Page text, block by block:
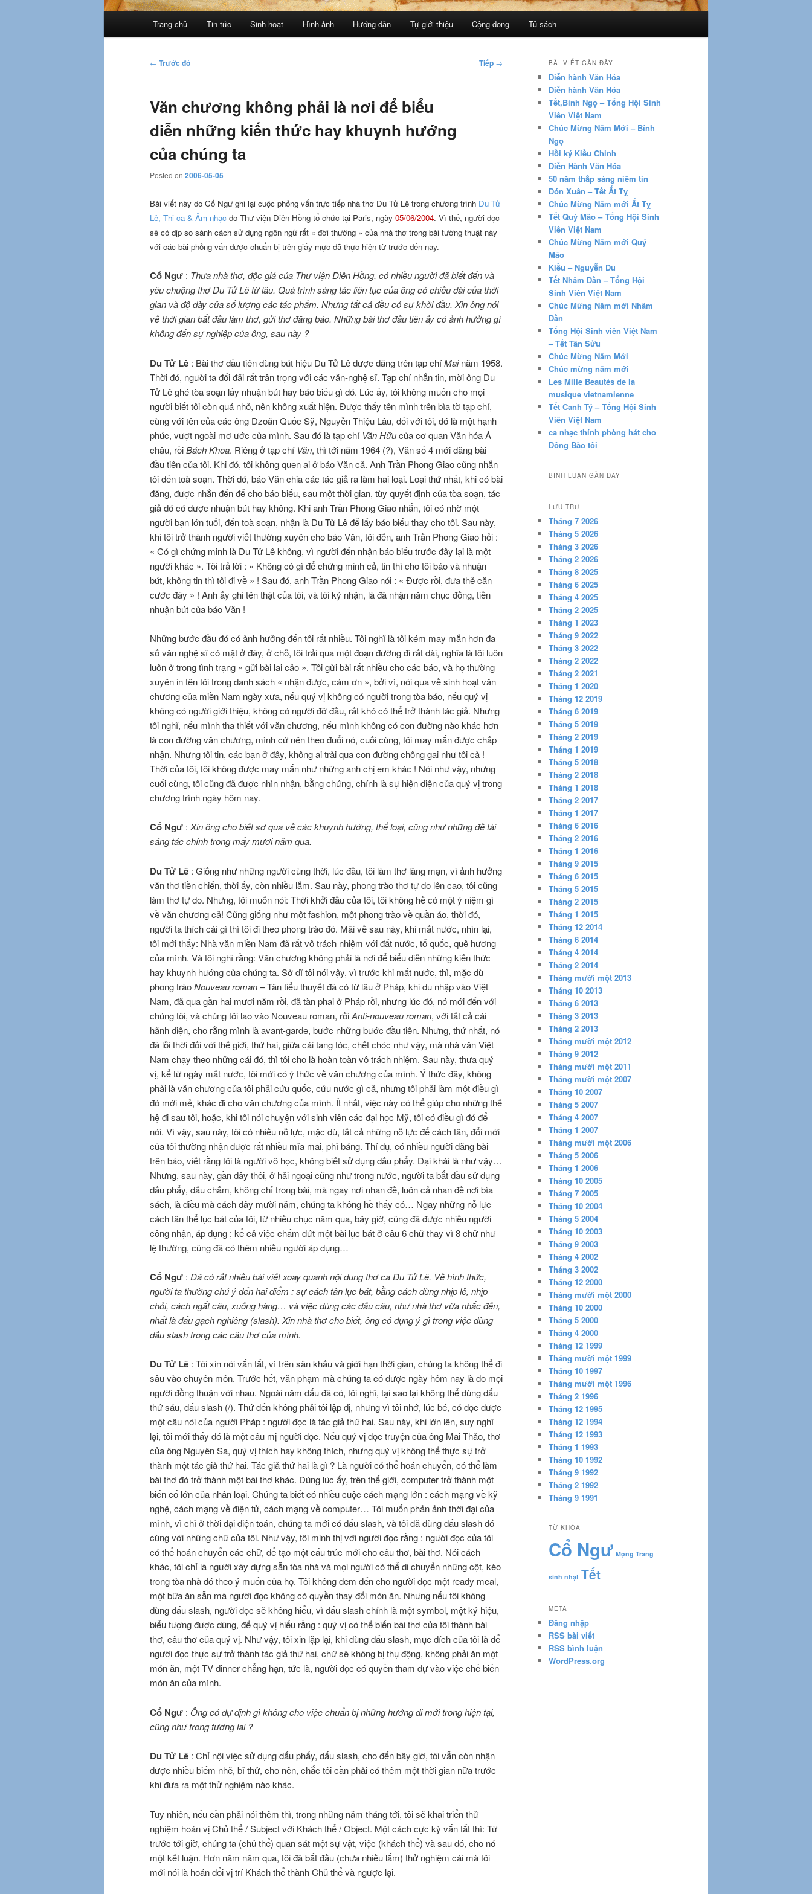
Trang chủ Tin tức Sinh hoạt Hình ảnh Hướng dẫn Tự giới thiệu Cộng đồng Tủ sách
Điều
viết
← Trước đó Tiếp →
Văn chương không phải là nơi để biểu
diễn những kiến thức hay khuynh hướng
của chúng ta
Posted on 2006-05-05
Bài viết này do Cổ Ngư ghi lại cuộc phỏng vấn trực tiếp nhà thơ Du Tử Lê trong chương trình Du Tử
Lê, Thi ca & Âm nhạc do Thư viện Diên Hồng tổ chức tại Paris, ngày 05/06/2004. Vì thế, người đọc
sẽ có dịp so sánh cách sử dụng ngôn ngữ rất « đời thường » của nhà thơ trong bài tường thuật này
với các bài phỏng vấn được chuẩn bị trên giấy mực đã thực hiện từ trước đến nay.
Cổ Ngư : Thưa nhà thơ, độc giả của Thư viện Diên Hồng, có nhiều người đã biết đến và
yêu chuộng thơ Du Tử Lê từ lâu. Quá trình sáng tác liên tục của ông có chiều dài của thời
gian và độ dày của số lượng các tác phẩm. Nhưng tất cả đều có sự khởi đầu. Xin ông nói
về thời gian bắt đầu làm thơ, gửi thơ đăng báo. Những bài thơ đầu tiên ấy có ảnh hưởng gì
không đến sự nghiệp của ông, sau này ?
Du Tử Lê : Bài thơ đầu tiên dùng bút hiệu Du Tử Lê được đăng trên tạp chíMainăm 1958.
Thời đó, người ta đối đãi rất trân trọng với các văn-nghệ sĩ. Tạp chí nhắn tin, mời ông Du
Tử Lê ghé tòa soạn lấy nhuận bút hay báo biếu gì đó. Lúc ấy, tôi không muốn cho mọi
người biết tôi còn quá nhỏ, nên không xuất hiện. Ðược thấy tên mình trên bìa tờ tạp chí,
cùng với tên của các ông Dzoãn Quốc Sỹ, Nguyễn Thiệu Lâu, đối với tôi, đó là một hạnh
phúc, vượt ngoài mơ ước của mình. Sau đó là tạp chí Văn Hữucủa cơ quan Văn hóa Á
châu, rồiBách Khoa. Riêng ở tạp chí Văn, thì tới năm 1964 (?), Văn số 4 mới đăng bài
đầu tiên của tôi. Khi đó, tôi không quen ai ở báo Văn cả. Anh Trần Phong Giao cũng nhắn
tôi đến toà soạn. Thời đó, báo Văn chia các tác giả ra làm hai loại. Loại thứ nhất, khi có bài
đăng, được nhắn đến để cho báo biếu, sau một thời gian, tùy quyết định của tòa soạn, tác
giả đó có được nhuận bút hay không. Khi anh Trần Phong Giao nhắn, tôi có nhờ một
người bạn lớn tuổi, đến toà soạn, nhận là Du Tử Lê để lấy báo biếu thay cho tôi. Sau này,
khi tôi trở thành người viết thường xuyên cho báo Văn, tôi đến, anh Trần Phong Giao hỏi :
« Có gì chứng minh là Du Tử Lê không, vì người đến nhận báo biếu trước đây lại là một
người khác ». Tôi trả lời : « Không có gì để chứng minh cả, tin thì cho tôi báo và nhuận
bút, không tin thì tôi đi về » ! Sau đó, anh Trần Phong Giao nói : « Ðược rồi, đưa thẻ căn
cước đây » ! Anh ấy ghi tên thật của tôi, và tôi ký nhận, là đã nhận năm chục đồng, tiền
nhuận bút của báo Văn !
Những bước đầu đó có ảnh hưởng đến tôi rất nhiều. Tôi nghĩ là tôi kém may mắn hơn đa
số văn nghệ sĩ có mặt ở đây, ở chỗ, tôi trải qua một đoạn đường đi rất dài, nghĩa là tôi luôn
luôn ở trong tình trạng « gửi bài lai cảo ». Tôi gửi bài rất nhiều cho các báo, và họ thường
xuyên in tên tôi trong danh sách « nhận được, cám ơn », bởi vì, nói qua về sinh hoạt văn
chương của miền Nam ngày xưa, nếu quý vị không có người trong tòa báo, nếu quý vị
không có người giới thiệu, không có người đỡ đầu, rất khó có thể trở thành tác giả. Nhưng
tôi nghĩ, nếu mình tha thiết với văn chương, nếu mình không có con đường nào khác hơn
là con đường văn chương, mình cứ nên theo đuổi nó, cuối cùng, tôi may mắn được chấp
nhận. Nhưng tôi tin, các bạn ở đây, không ai trải qua con đường chông gai như tôi cả !
Thời của tôi, tôi không được may mắn như những anh chị em khác ! Nói như vậy, nhưng
cuối cùng, tôi cũng đã được nhìn nhận, bằng chứng, chính là sự hiện diện của quý vị trong
chương trình ngày hôm nay.
Cổ Ngư : Xin ông cho biết sơ qua về các khuynh hướng, thể loại, cũng như những đề tài
sáng tác chính trong mấy mươi năm qua.
Du Tử Lê : Giống như những người cùng thời, lúc đầu, tôi làm thơ lãng mạn, vì ảnh hưởng
văn thơ tiền chiến, thời ấy, còn nhiều lắm. Sau này, phong trào thơ tự do lên cao, tôi cũng
làm thơ tự do. Nhưng, tôi muốn nói: Thời khởi đầu của tôi, tôi không hề có một ý niệm gì
về văn chương cả! Cũng giống như một fashion, một phong trào về quần áo, thời đó,
người ta thích cái gì thì tôi đi theo phong trào đó. Mãi về sau này, khi mất nước, nhìn lại,
tôi mới thấy: Nhà văn miền Nam đã rất vô trách nhiệm với đất nước, tổ quốc, quê hương
của mình. Và tôi nghĩ rằng: Văn chương không phải là nơi để biểu diễn những kiến thức
hay khuynh hướng của chúng ta. Sở dĩ tôi nói vậy, vì trước khi mất nước, thì, mặc dù
phong tràoNouveau roman– Tân tiểu thuyết đã có từ lâu ở Pháp, khi du nhập vào Việt
Nam, đã qua gần hai mươi năm rồi, đã tàn phai ở Pháp rồi, nhưng lúc đó, nó mới đến với
chúng tôi, và chúng tôi lao vào Nouveau roman, rồiAnti-nouveau roman, với tất cả cái
hãnh diện, cho rằng mình là avant-garde, bước những bước đầu tiên. Nhưng, thứ nhất, nó
đã lỗi thời đối với thế giới, thứ hai, giữa cái tang tóc, chết chóc như vậy, mà nhà văn Việt
Nam chạy theo những cái đó, thì tôi cho là hoàn toàn vô trách nhiệm. Sau này, thưa quý
vị, kể từ ngày mất nước, tôi mới có ý thức về văn chương của mình. Ý thức đây, không
phải là văn chương của tôi phải cứu quốc, cứu nước gì cả, nhưng tôi phải làm một điều gì
đó mới mẻ, khác đi cho văn chương của mình. Ít nhất, việc này có thể giúp cho những thế
hệ đi sau tôi, hoặc, khi tôi nói chuyện với sinh viên các đại học Mỹ, tôi có điều gì đó để
nói. Vì vậy, sau này, tôi có nhiều nỗ lực, mặc dù, tất cả những nỗ lực để cách tân, đổi mới
của tôi thường nhận được rất nhiều mỉa mai, phỉ báng. Thí dụ, có nhiều người đăng bài
trên báo, viết rằng tôi là người vô học, không biết sử dụng dấu phẩy. Ðại khái là như vậy…
Nhưng, sau này, gần đây thôi, ở hải ngoại cũng như trong nước, người ta bắt đầu sử dụng
dấu phẩy, dấu chấm, không chỉ trong bài, mà ngay nơi nhan đề, luôn cả nhan đề nơi bìa
sách, là điều mà cách đây mười năm, chúng ta không hề thấy có… Ngay những nỗ lực
cách tân thể lục bát của tôi, từ nhiều chục năm qua, bây giờ, cũng đã được nhiều người
công nhận, áp dụng ; kể cả việc chấm dứt một bài lục bát ở câu 6 chữ thay vì 8 chữ như
lệ thường, cũng đã có thêm nhiều người áp dụng…
Cổ Ngư : Ðã có rất nhiều bài viết xoay quanh nội dung thơ ca Du Tử Lê. Về hình thức,
người ta thường chú ý đến hai điểm : sự cách tân lục bát, bằng cách dùng nhịp lẻ, nhịp
chỏi, cách ngắt câu, xuống hàng… và việc dùng các dấu câu, như nhà thơ vừa nhắc đến,
nhất là dấu gạch nghiêng (slash). Xin nhà thơ cho biết, ông có dụng ý gì trong việc dùng
dấu slash trong các câu thơ của mình.
Du Tử Lê : Tôi xin nói vắn tắt, vì trên sân khấu và giới hạn thời gian, chúng ta không thể đi
sâu vào chuyên môn. Trước hết, văn phạm mà chúng ta có được ngày hôm nay là do mọi
người đồng thuận với nhau. Ngoài năm dấu đã có, tôi nghĩ, tại sao lại không thể dùng dấu
thứ sáu, dấu slash (/). Thứ đến không phải tôi lập dị, nhưng vì tôi nhớ, lúc bé, có đọc được
một câu nói của người Pháp : người đọc là tác giả thứ hai. Sau này, khi lớn lên, suy nghĩ
lại, tôi mới thấy đó là một câu mị người đọc. Nếu quý vị đọc truyện của ông Mai Thảo, thơ
của ông Nguyên Sa, quý vị thích hay không thích, nhưng quý vị không thể thực sự trở
thành một tác giả thứ hai. Tác giả thứ hai là gì ? Là người có thể hoán chuyển, có thể làm
bài thơ đó trở thành một bài thơ khác. Ðúng lúc ấy, trên thế giới, computer trở thành một
biến cố lớn của nhân loại. Chúng ta biết có nhiều cuộc cách mạng lớn : cách mạng về kỹ
nghệ, cách mạng về điện tử, cách mạng về computer… Tôi muốn phản ảnh thời đại của
mình, vì chỉ ở thời đại điện toán, chúng ta mới có dấu slash, và tôi đã dùng dấu slash đó
cùng với những chữ của tôi. Như vậy, tôi minh thị với người đọc rằng : người đọc của tôi
có thể hoán chuyển các chữ, để tạo một cấu trúc mới cho câu thơ, bài thơ. Nói cách
khác, tôi chỉ là người xây dựng sẵn tòa nhà và mọi người có thể di chuyển những cột, kèo
trong tòa nhà đó theo ý muốn của họ. Tôi không đem đến cho người đọc một ready meal,
một bữa ăn sẵn mà người đọc không có quyền thay đổi món ăn. Nhưng nếu tôi không
dùng dấu slash, người đọc sẽ không hiểu, vì dấu slash chính là một symbol, một ký hiệu,
biểu tượng được dùng, để quý vị hiểu rằng : quý vị có thể biến bài thơ của tôi thành bài
thơ, câu thơ của quý vị. Như vậy, tôi xin lặp lại, khi dùng dấu slash, mục đích của tôi là để
người đọc thực sự trở thành tác giả thứ hai, chứ sẽ không bị thụ động, không phải ăn một
món ăn, một TV dinner chẳng hạn, tức là, người đọc có quyền tham dự vào việc chế biến
món ăn của mình.
Cổ Ngư : Ông có dự định gì không cho việc chuẩn bị những hướng đi mới trong hiện tại,
cũng như trong tương lai ?
Du Tử Lê : Chỉ nội việc sử dụng dấu phẩy, dấu slash, cho đến bây giờ, tôi vẫn còn nhận
được nhiều biếm nhẽ, bỉ thử, cho nên, chắc tôi cần phải có thêm một thời gian nữa trước
khi đưa ra một thử nghiệm nào khác.
Tuy nhiên, nếu cần phải nói thêm thì, trong những năm tháng tới, tôi sẽ khai triển thử
nghiệm hoán vị Chủ thể / Subject với Khách thể / Object. Một cách cực kỳ vắn tắt thì: Từ
trước tới giờ, chúng ta (chủ thể) quan sát một sự vật, việc (khách thể) và sau đó, cho nó
một kết luận. Hơn năm năm qua, tôi đã bắt đầu (chưa nhiều lắm) thử nghiệm cái mà tôi
mới nói là hoán đổi vị trí Khách thể thành Chủ thể và ngược lại.
BÀI VIẾT GẦN ĐÂY
Diễn hành Văn Hóa
Diễn hành Văn Hóa
Tết,Bính Ngọ – Tổng Hội Sinh
Viên Việt Nam
Chúc Mừng Năm Mới – Bính
Ngọ
Hồi ký Kiều Chinh
Diễn Hành Văn Hóa
50 năm thắp sáng niềm tin
Đón Xuân – Tết Ất Tỵ
Chúc Mừng Năm mới Ất Tỵ
Tết Quý Mão – Tổng Hội Sinh
Viên Việt Nam
Chúc Mừng Năm mới Quý
Mão
Kiều – Nguyễn Du
Tết Nhâm Dần – Tổng Hội
Sinh Viên Việt Nam
Chúc Mừng Năm mới Nhâm
Dần
Tổng Hội Sinh viên Việt Nam
– Tết Tân Sửu
Chúc Mừng Năm Mới
Chúc mừng năm mới
Les Mille Beautés de la
musique vietnamienne
Tết Canh Tý – Tổng Hội Sinh
Viên Việt Nam
ca nhạc thính phòng hát cho
Đồng Bào tôi
BÌNH LUẬN GẦN ĐÂY
LƯU TRỮ
Tháng 7 2026
Tháng 5 2026
Tháng 3 2026
Tháng 2 2026
Tháng 8 2025
Tháng 6 2025
Tháng 4 2025
Tháng 2 2025
Tháng 1 2023
Tháng 9 2022
Tháng 3 2022
Tháng 2 2022
Tháng 2 2021
Tháng 1 2020
Tháng 12 2019
Tháng 6 2019
Tháng 5 2019
Tháng 2 2019
Tháng 1 2019
Tháng 5 2018
Tháng 2 2018
Tháng 1 2018
Tháng 2 2017
Tháng 1 2017
Tháng 6 2016
Tháng 2 2016
Tháng 1 2016
Tháng 9 2015
Tháng 6 2015
Tháng 5 2015
Tháng 2 2015
Tháng 1 2015
Tháng 12 2014
Tháng 6 2014
Tháng 4 2014
Tháng 2 2014
Tháng mười một 2013
Tháng 10 2013
Tháng 6 2013
Tháng 3 2013
Tháng 2 2013
Tháng mười một 2012
Tháng 9 2012
Tháng mười một 2011
Tháng mười một 2007
Tháng 10 2007
Tháng 5 2007
Tháng 4 2007
Tháng 1 2007
Tháng mười một 2006
Tháng 5 2006
Tháng 1 2006
Tháng 10 2005
Tháng 7 2005
Tháng 10 2004
Tháng 5 2004
Tháng 10 2003
Tháng 9 2003
Tháng 4 2002
Tháng 3 2002
Tháng 12 2000
Tháng mười một 2000
Tháng 10 2000
Tháng 5 2000
Tháng 4 2000
Tháng 12 1999
Tháng mười một 1999
Tháng 10 1997
Tháng mười một 1996
Tháng 2 1996
Tháng 12 1995
Tháng 12 1994
Tháng 12 1993
Tháng 1 1993
Tháng 10 1992
Tháng 9 1992
Tháng 2 1992
Tháng 9 1991
TỪ KHÓA
Cổ Ngư Mộng Trang
sinh nhật Tết
META
Đăng nhập
RSS bài viết
RSS bình luận
WordPress.org